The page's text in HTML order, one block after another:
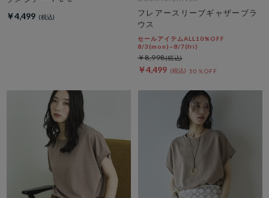
￥4,499
フレアースリーブギャザーブラ
ウス
セールアイテムALL10%OFF
8/3(mon)~8/7(fri)
￥4,499 50％OFF
￥8,998